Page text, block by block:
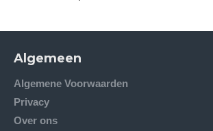
Algemeen
Algemene Voorwaarden
Privacy
Over ons